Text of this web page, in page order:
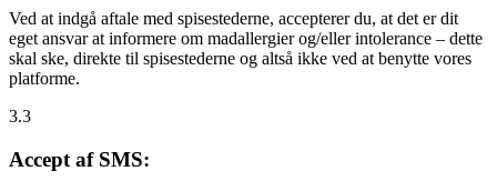
Ved at indgå aftale med spisestederne, accepterer du, at det er dit
eget ansvar at informere om madallergier og/eller intolerance – dette
skal ske, direkte til spisestederne og altså ikke ved at benytte vores
platforme.
3.3
Accept af SMS: